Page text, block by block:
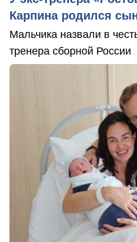
Карпина родился
Мальчика назвали в
тренера сборной России